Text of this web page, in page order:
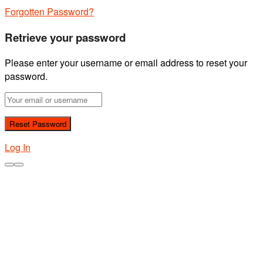
Forgotten Password?
Retrieve your password
Please enter your username or email address to reset your
password.
Log In